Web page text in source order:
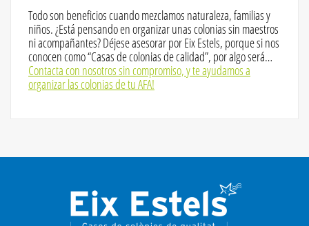
Todo son beneficios cuando mezclamos naturaleza, familias y
niños. ¿Está pensando en organizar unas colonias sin maestros
ni acompañantes? Déjese asesorar por Eix Estels, porque si nos
conocen como “Casas de colonias de calidad”, por algo será…
Contacta con nosotros sin compromiso, y te ayudamos a
organizar las colonias de tu AFA!